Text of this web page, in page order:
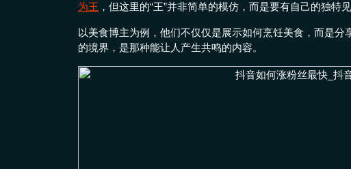
为王 ，但这里的“王”并非简单的模仿，而是要有自己的独特见
以美食博主为例，他们不仅仅是展示如何烹饪美食，而是分
的境界，是那种能让人产生共鸣的内容。